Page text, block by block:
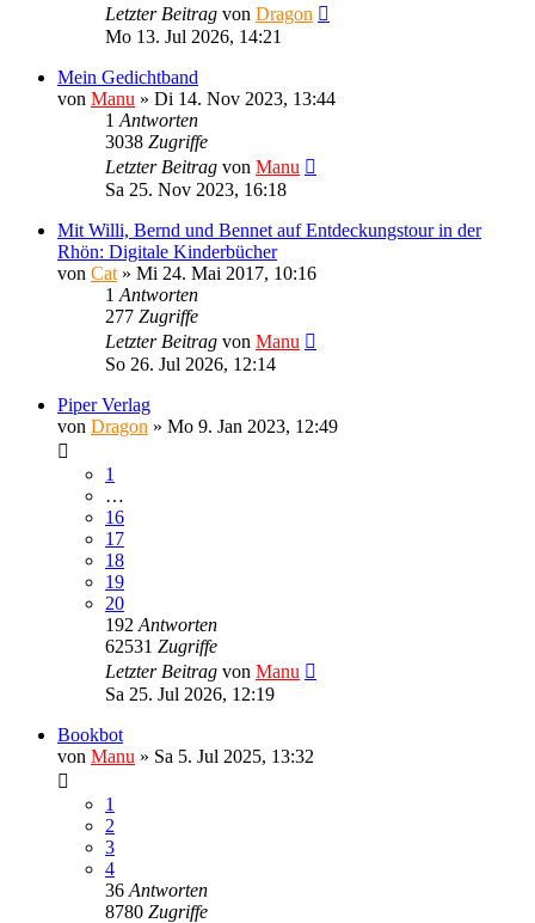
Letzter Beitrag von Dragon
Mo 13. Jul 2026, 14:21
Mein Gedichtband
von Manu » Di 14. Nov 2023, 13:44
1 Antworten
3038 Zugriffe
Letzter Beitrag von Manu
Sa 25. Nov 2023, 16:18
Mit Willi, Bernd und Bennet auf Entdeckungstour in der
Rhön: Digitale Kinderbücher
von Cat » Mi 24. Mai 2017, 10:16
1 Antworten
277 Zugriffe
Letzter Beitrag von Manu
So 26. Jul 2026, 12:14
Piper Verlag
von Dragon » Mo 9. Jan 2023, 12:49
1
…
16
17
18
19
20
192 Antworten
62531 Zugriffe
Letzter Beitrag von Manu
Sa 25. Jul 2026, 12:19
Bookbot
von Manu » Sa 5. Jul 2025, 13:32
1
2
3
4
36 Antworten
8780 Zugriffe